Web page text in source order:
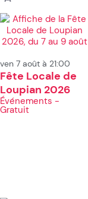
ven 7 août à 21:00
Fête Locale de
Loupian 2026
Événements -
Gratuit